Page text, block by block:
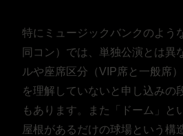
特にミュージックバンクのよう
同コン）では、単独公演とは異
ルや座席区分（VIP席と一般席
を理解していないと申し込みの
もあります。また「ドーム」と
屋根があるだけの球場という構